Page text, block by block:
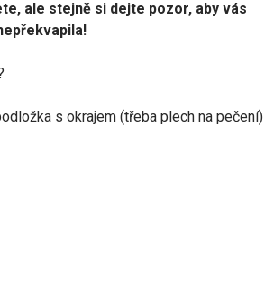
ale stejně si dejte pozor, aby vás
s okrajem (třeba plech na pečení)